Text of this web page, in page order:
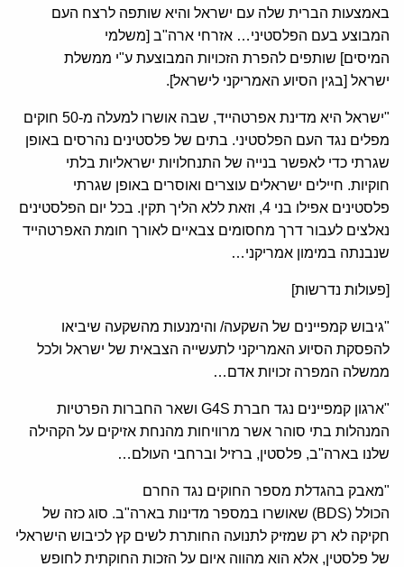
באמצעות הברית שלה עם ישראל והיא שותפה לרצח העם
המבוצע בעם הפלסטיני… אזרחי ארה"ב [משלמי
המיסים] שותפים להפרת הזכויות המבוצעת ע"י ממשלת
ישראל [בגין הסיוע האמריקני לישראל].
"ישראל היא מדינת אפרטהייד, שבה אושרו למעלה מ-50 חוקים
מפלים נגד העם הפלסטיני. בתים של פלסטינים נהרסים באופן
שגרתי כדי לאפשר בנייה של התנחלויות ישראליות בלתי
חוקיות. חיילים ישראלים עוצרים ואוסרים באופן שגרתי
פלסטינים אפילו בני 4, וזאת ללא הליך תקין. בכל יום הפלסטינים
נאלצים לעבור דרך מחסומים צבאיים לאורך חומת האפרטהייד
שנבנתה במימון אמריקני…
[פעולות נדרשות]
"גיבוש קמפיינים של השקעה/ והימנעות מהשקעה שיביאו
להפסקת הסיוע האמריקני לתעשייה הצבאית של ישראל ולכל
ממשלה המפרה זכויות אדם…
"ארגון קמפיינים נגד חברת G4S ושאר החברות הפרטיות
המנהלות בתי סוהר אשר מרוויחות מהנחת אזיקים על הקהילה
שלנו בארה"ב, פלסטין, ברזיל וברחבי העולם…
"מאבק בהגדלת מספר החוקים נגד החרם
הכולל (BDS) שאושרו במספר מדינות בארה"ב. סוג כזה של
חקיקה לא רק שמזיק לתנועה החותרת לשים קץ לכיבוש הישראלי
של פלסטין, אלא הוא מהווה איום על הזכות החוקתית לחופש